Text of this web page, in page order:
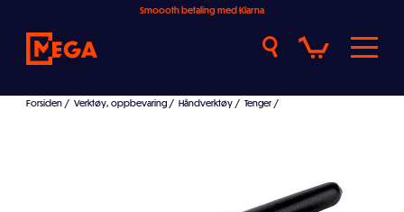
Smoooth betaling med Klarna
Forsiden / Verktøy, oppbevaring / Håndverktøy / Tenger /